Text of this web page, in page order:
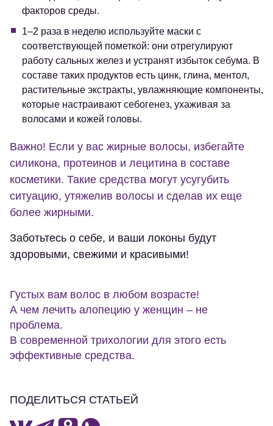
факторов среды.
1–2 раза в неделю используйте маски с
соответствующей пометкой: они отрегулируют
работу сальных желез и устранят избыток себума. В
составе таких продуктов есть цинк, глина, ментол,
растительные экстракты, увлажняющие компоненты,
которые настраивают себогенез, ухаживая за
волосами и кожей головы.
Важно! Если у вас жирные волосы, избегайте
силикона, протеинов и лецитина в составе
косметики. Такие средства могут усугубить
ситуацию, утяжелив волосы и сделав их еще
более жирными.
Заботьтесь о себе, и ваши локоны будут
здоровыми, свежими и красивыми!
Густых вам волос в любом возрасте!
А чем лечить алопецию у женщин – не
проблема.
В современной трихологии для этого есть
эффективные средства.
ПОДЕЛИТЬСЯ СТАТЬЕЙ